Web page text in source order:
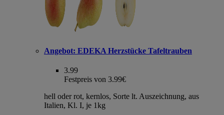
Angebot: EDEKA Herzstücke Tafeltrauben
3.99
Festpreis von 3.99€
hell oder rot, kernlos, Sorte lt. Auszeichnung, aus
Italien, Kl. I, je 1kg